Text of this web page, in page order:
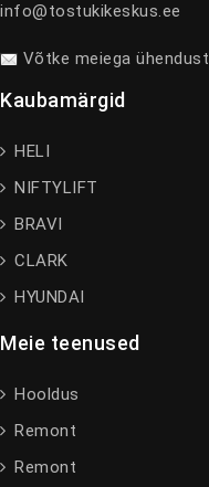
info@tostukikeskus.ee
Võtke meiega ühendust
Kaubamärgid
HELI
NIFTYLIFT
BRAVI
CLARK
HYUNDAI
Meie teenused
Hooldus
Remont
Remont